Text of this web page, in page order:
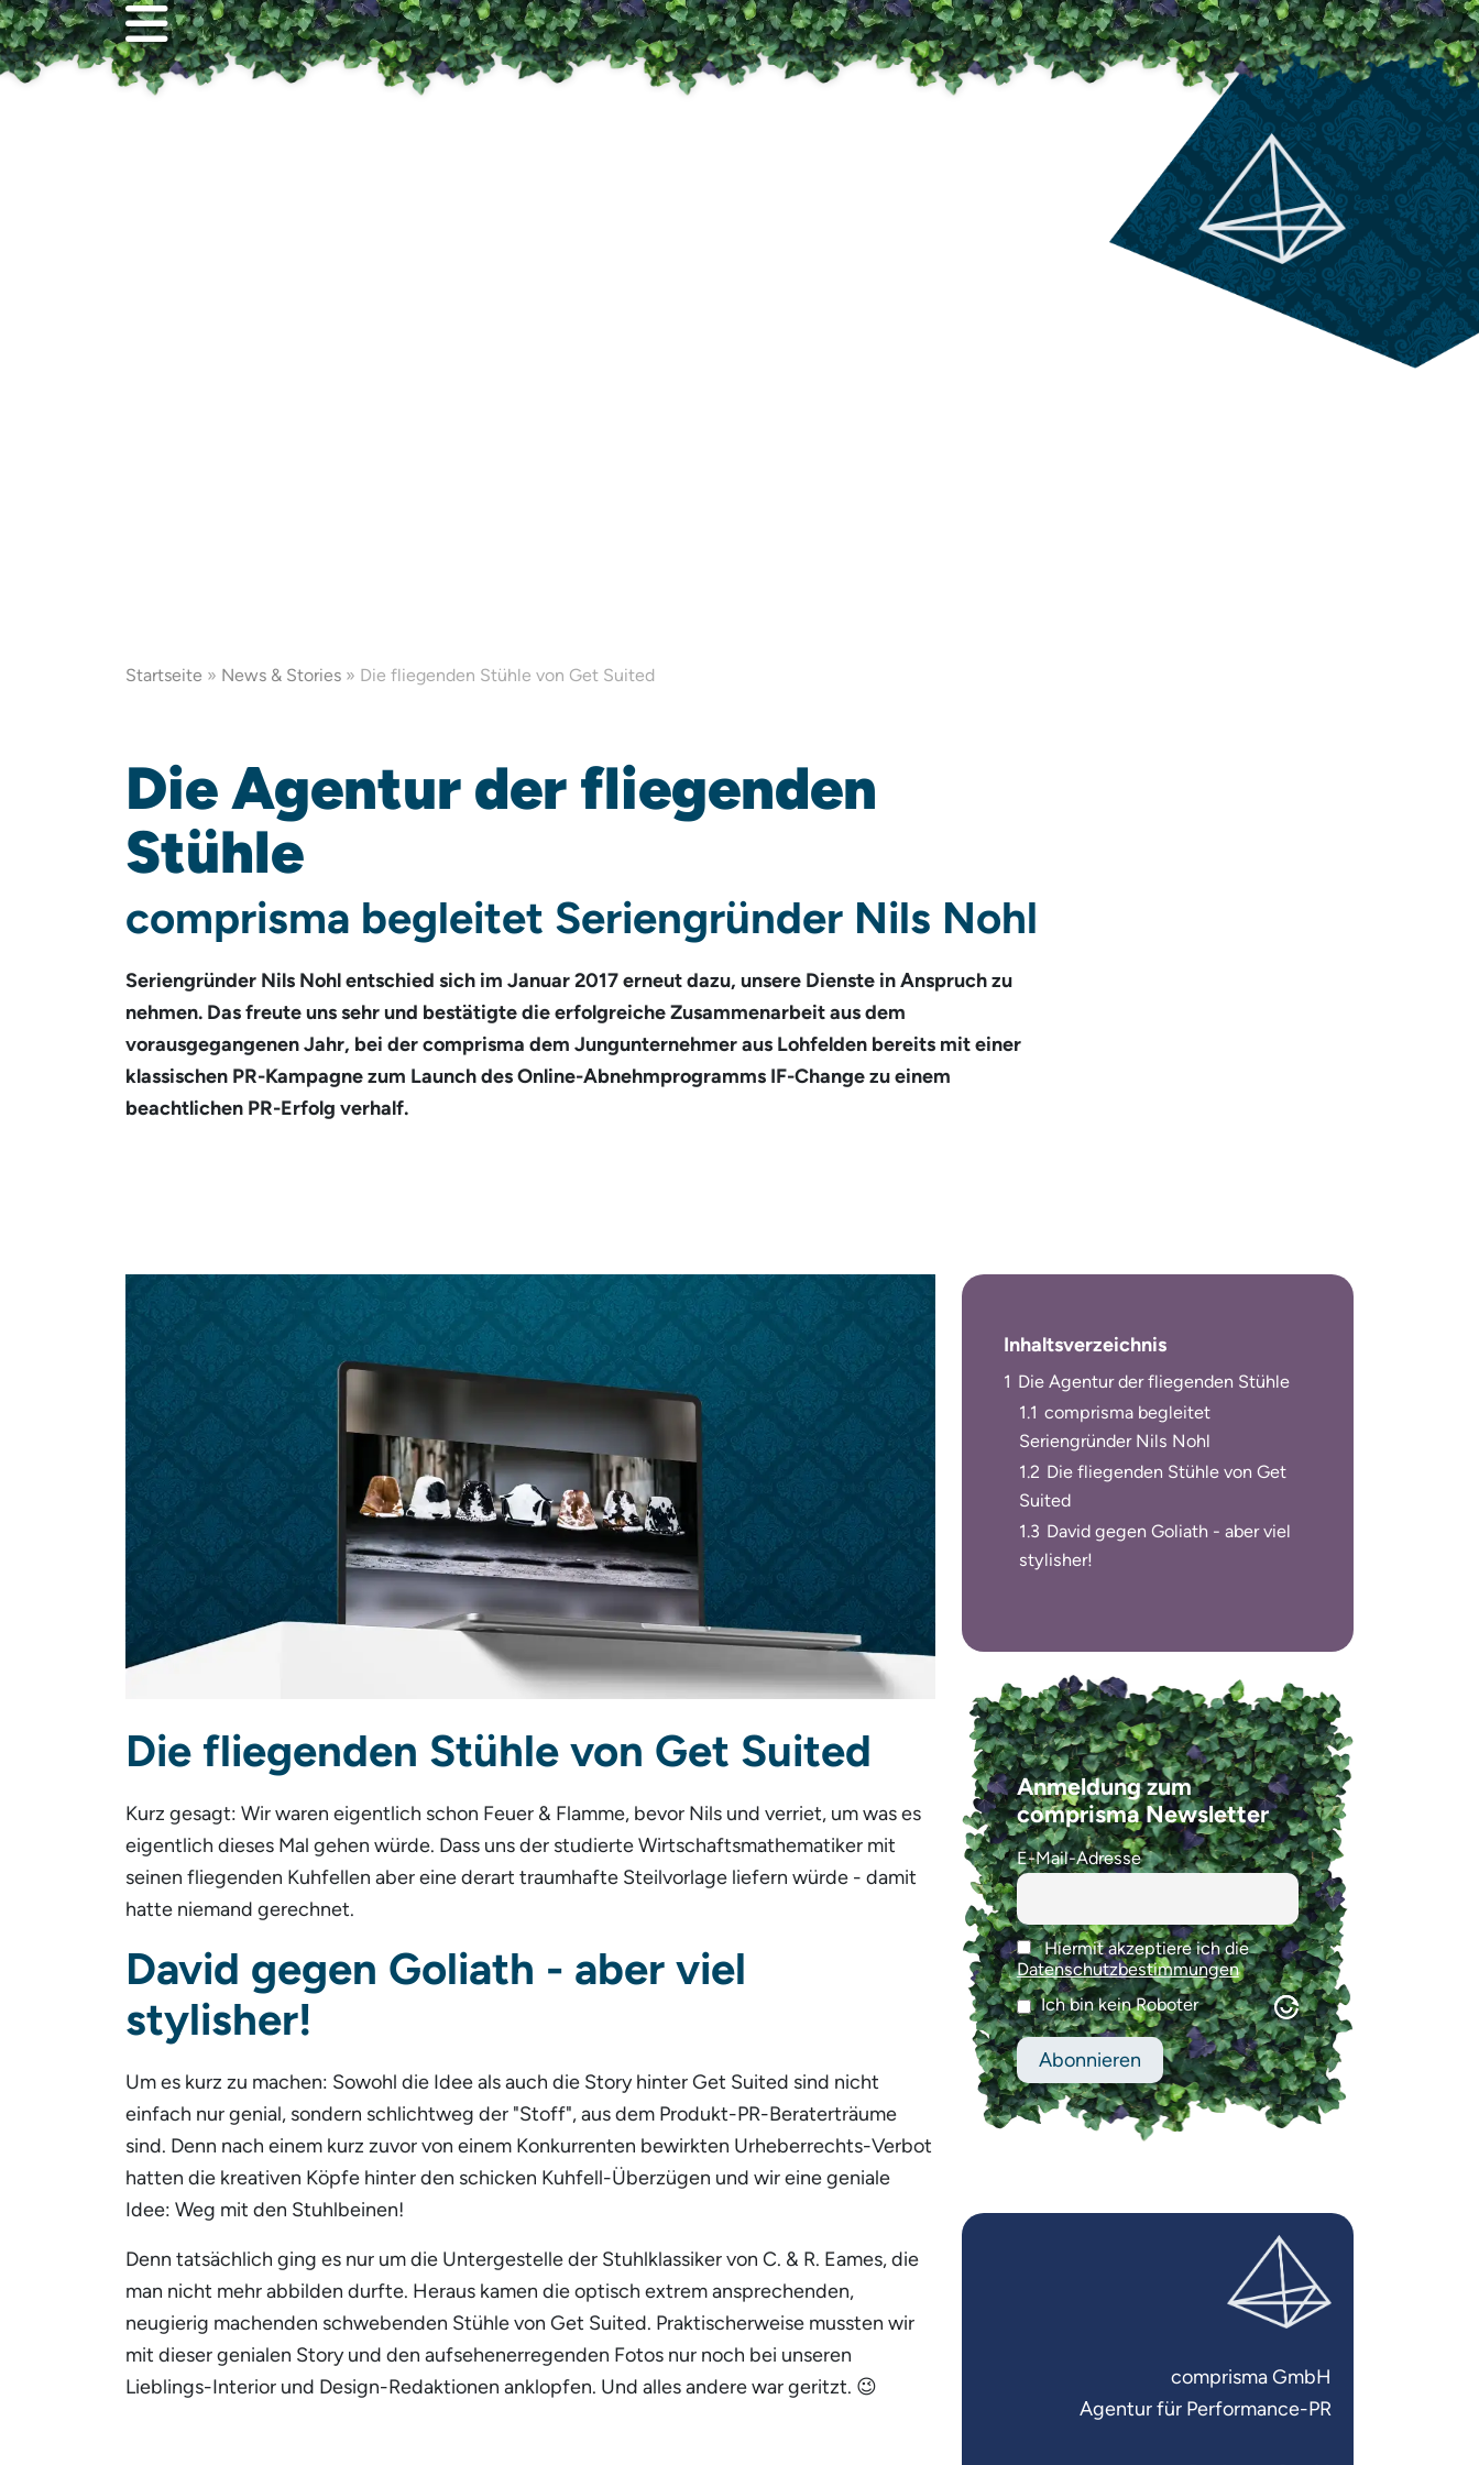
Startseite » News & Stories » Die fliegenden Stühle von Get Suited
Die Agentur der fliegenden
Stühle
compris­ma begleitet Seriengründer Nils Nohl
Seriengründer Nils Nohl entschied sich im Januar 2017 erneut dazu, unsere Dienste in Anspruch zu
nehmen. Das freute uns sehr und bestätigte die erfolgreiche Zusammenarbeit aus dem
vorausgegangenen Jahr, bei der comprisma dem Jungunternehmer aus Lohfelden bereits mit einer
klassischen PR-Kampagne zum Launch des Online-Abnehmprogramms IF-Change zu einem
beachtlichen PR-Erfolg verhalf.
Die fliegenden Stühle von Get Suited
Kurz gesagt: Wir waren eigentlich schon Feuer & Flamme, bevor Nils und verriet, um was es
eigentlich dieses Mal gehen würde. Dass uns der studierte Wirtschaftsmathematiker mit
seinen fliegenden Kuhfellen aber eine derart traumhafte Steilvorlage liefern würde - damit
hatte niemand gerechnet.
David gegen Goliath - aber viel
stylisher!
Um es kurz zu machen: Sowohl die Idee als auch die Story hinter Get Suited sind nicht
einfach nur genial, sondern schlichtweg der "Stoff", aus dem Produkt-PR-Beraterträume
sind. Denn nach einem kurz zuvor von einem Konkurrenten bewirkten Urheberrechts-Verbot
hatten die kreativen Köpfe hinter den schicken Kuhfell-Überzügen und wir eine geniale
Idee: Weg mit den Stuhlbeinen!
Denn tatsächlich ging es nur um die Untergestelle der Stuhlklassiker von C. & R. Eames, die
man nicht mehr abbilden durfte. Heraus kamen die optisch extrem ansprechenden,
neugierig machenden schwebenden Stühle von Get Suited. Praktischerweise mussten wir
mit dieser genialen Story und den aufsehenerregenden Fotos nur noch bei unseren
Lieblings-Interior und Design-Redaktionen anklopfen. Und alles andere war geritzt. 😉
Inhaltsverzeichnis
1 Die Agentur der fliegenden Stühle
1.1 compris­ma begleitet
Seriengründer Nils Nohl
1.2 Die fliegenden Stühle von Get
Suited
1.3 David gegen Goliath - aber viel
stylisher!
Anmeldung zum
comprisma Newsletter
E-Mail-Adresse
Hiermit akzeptiere ich die
Datenschutzbestimmungen
Ich bin kein Roboter
comprisma GmbH
Agentur für Performance-PR